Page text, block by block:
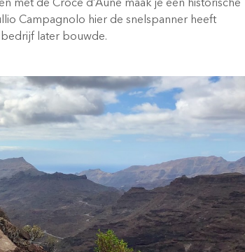
de Croce d’Aune maak je een historische
Campagnolo hier de snelspanner heeft
later bouwde.